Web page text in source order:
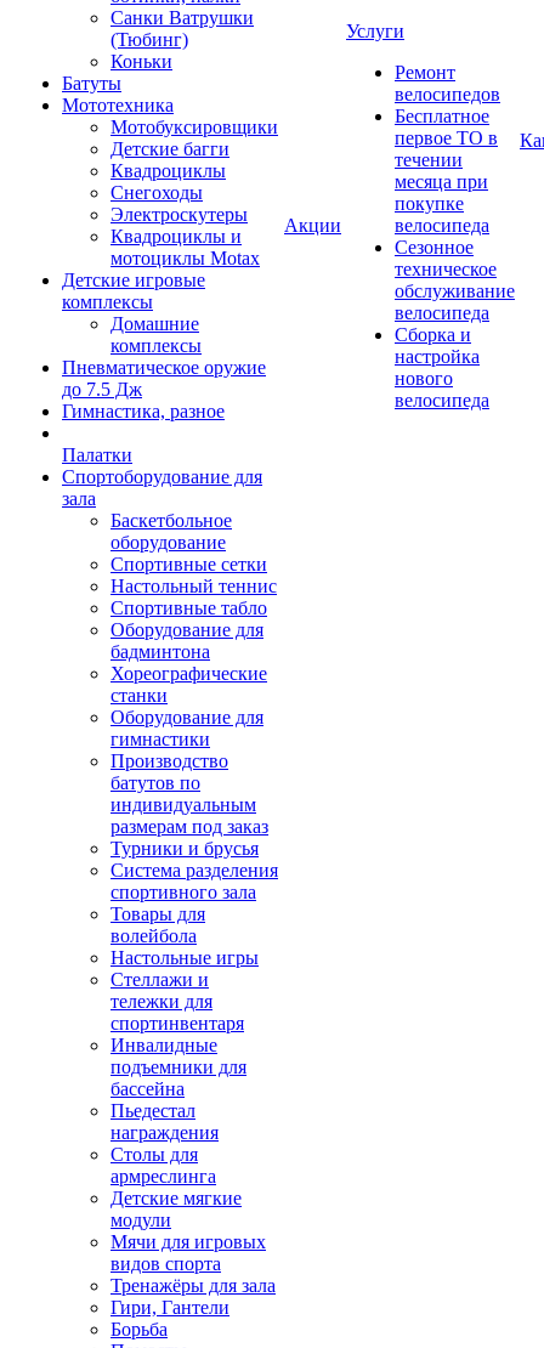
Санки Ватрушки
(Тюбинг)
Коньки
Батуты
Мототехника
Мотобуксировщики
Детские багги
Квадроциклы
Снегоходы
Электроскутеры
Квадроциклы и
мотоциклы Motax
Детские игровые
комплексы
Домашние
комплексы
Пневматическое оружие
до 7.5 Дж
Гимнастика, разное
Палатки
Спортоборудование для
зала
Баскетбольное
оборудование
Спортивные сетки
Настольный теннис
Спортивные табло
Оборудование для
бадминтона
Хореографические
станки
Оборудование для
гимнастики
Производство
батутов по
индивидуальным
размерам под заказ
Турники и брусья
Система разделения
спортивного зала
Товары для
волейбола
Настольные игры
Стеллажи и
тележки для
спортинвентаря
Инвалидные
подъемники для
бассейна
Пьедестал
награждения
Столы для
армреслинга
Детские мягкие
модули
Мячи для игровых
видов спорта
Тренажёры для зала
Гири, Гантели
Борьба
Акции
Услуги
Ремонт
велосипедов
Бесплатное
первое ТО в
течении
месяца при
покупке
велосипеда
Сезонное
техническое
обслуживание
велосипеда
Сборка и
настройка
нового
велосипеда